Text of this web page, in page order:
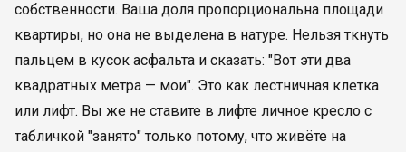
собственности. Ваша доля пропорциональна площади
квартиры, но она не выделена в натуре. Нельзя ткнуть
пальцем в кусок асфальта и сказать: "Вот эти два
квадратных метра — мои". Это как лестничная клетка
или лифт. Вы же не ставите в лифте личное кресло с
табличкой "занято" только потому, что живёте на